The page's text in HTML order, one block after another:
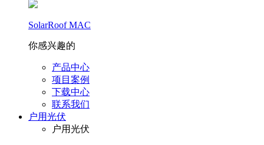
SolarRoof MAC
你感兴趣的
产品中心
项目案例
下载中心
联系我们
户用光伏
户用光伏